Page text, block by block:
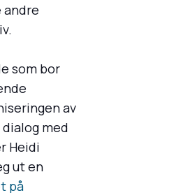
andre
som bor
av
med
Heidi
ut en
på